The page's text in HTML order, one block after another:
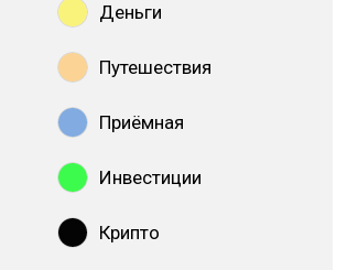
Деньги
Путешествия
Приёмная
Инвестиции
Крипто